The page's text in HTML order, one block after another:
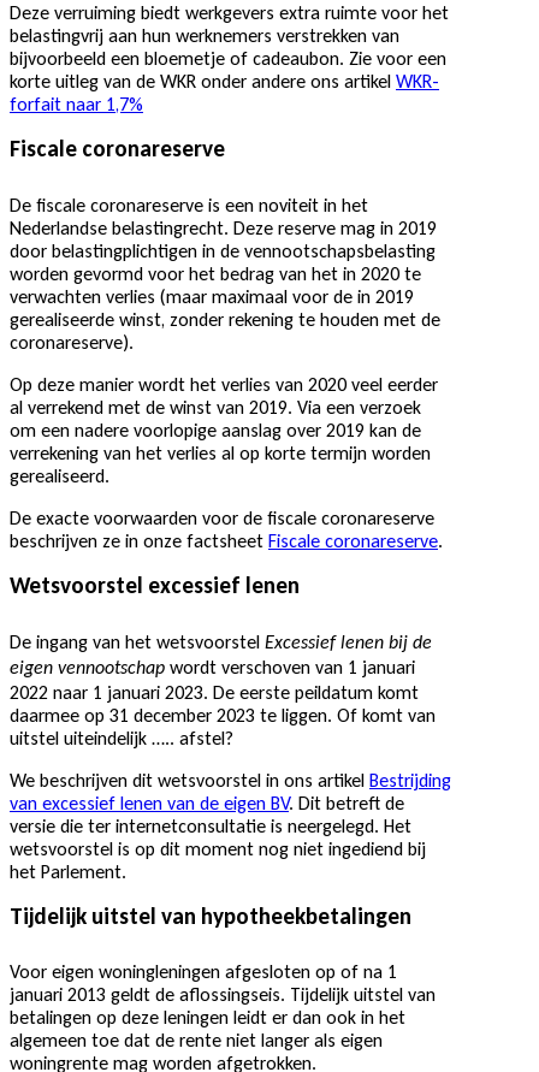
Deze verruiming biedt werkgevers extra ruimte voor het
belastingvrij aan hun werknemers verstrekken van
bijvoorbeeld een bloemetje of cadeaubon. Zie voor een
korte uitleg van de WKR onder andere ons artikel WKR-
forfait naar 1,7%
Fiscale coronareserve
De fiscale coronareserve is een noviteit in het
Nederlandse belastingrecht. Deze reserve mag in 2019
door belastingplichtigen in de vennootschapsbelasting
worden gevormd voor het bedrag van het in 2020 te
verwachten verlies (maar maximaal voor de in 2019
gerealiseerde winst, zonder rekening te houden met de
coronareserve).
Op deze manier wordt het verlies van 2020 veel eerder
al verrekend met de winst van 2019. Via een verzoek
om een nadere voorlopige aanslag over 2019 kan de
verrekening van het verlies al op korte termijn worden
gerealiseerd.
De exacte voorwaarden voor de fiscale coronareserve
beschrijven ze in onze factsheet Fiscale coronareserve.
Wetsvoorstel excessief lenen
De ingang van het wetsvoorstel Excessief lenen bij de
eigen vennootschap wordt verschoven van 1 januari
2022 naar 1 januari 2023. De eerste peildatum komt
daarmee op 31 december 2023 te liggen. Of komt van
uitstel uiteindelijk ….. afstel?
We beschrijven dit wetsvoorstel in ons artikel Bestrijding
van excessief lenen van de eigen BV. Dit betreft de
versie die ter internetconsultatie is neergelegd. Het
wetsvoorstel is op dit moment nog niet ingediend bij
het Parlement.
Tijdelijk uitstel van hypotheekbetalingen
Voor eigen woningleningen afgesloten op of na 1
januari 2013 geldt de aflossingseis. Tijdelijk uitstel van
betalingen op deze leningen leidt er dan ook in het
algemeen toe dat de rente niet langer als eigen
woningrente mag worden afgetrokken.